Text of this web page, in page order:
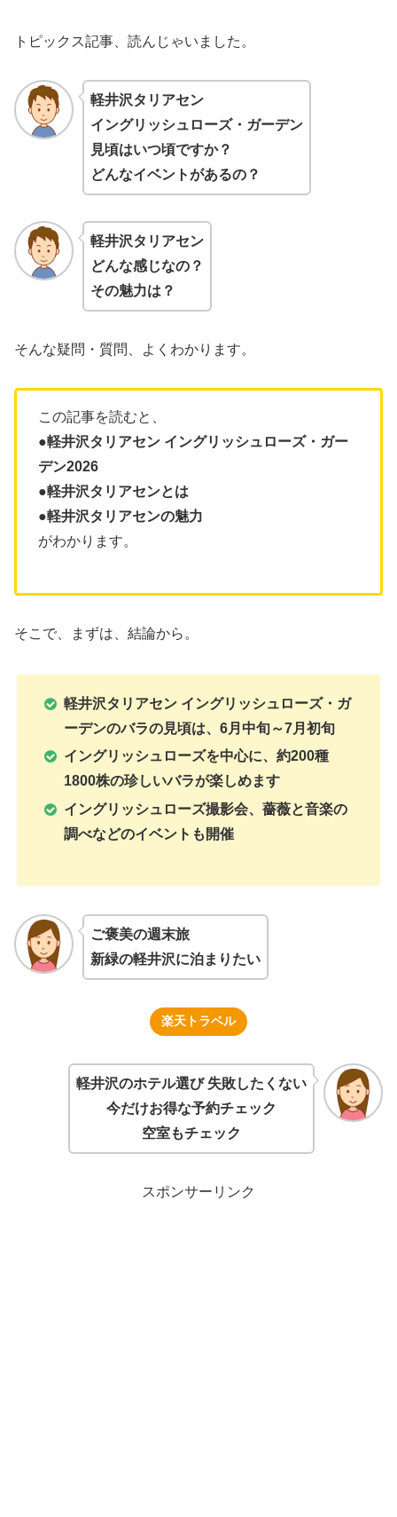
トピックス記事、読んじゃいました。
軽井沢タリアセン
イングリッシュローズ・ガーデン
見頃はいつ頃ですか？
どんなイベントがあるの？
軽井沢タリアセン
どんな感じなの？
その魅力は？
そんな疑問・質問、よくわかります。
この記事を読むと、
●軽井沢タリアセン イングリッシュローズ・ガー
デン2026
●軽井沢タリアセンとは
●軽井沢タリアセンの魅力
がわかります。
そこで、まずは、結論から。
軽井沢タリアセン イングリッシュローズ・ガ
ーデンのバラの見頃は、6月中旬～7月初旬
イングリッシュローズを中心に、約200種
1800株の珍しいバラが楽しめます
イングリッシュローズ撮影会、薔薇と音楽の
調べなどのイベントも開催
ご褒美の週末旅
新緑の軽井沢に泊まりたい
楽天トラベル
軽井沢のホテル選び 失敗したくない
今だけお得な予約チェック
空室もチェック
スポンサーリンク